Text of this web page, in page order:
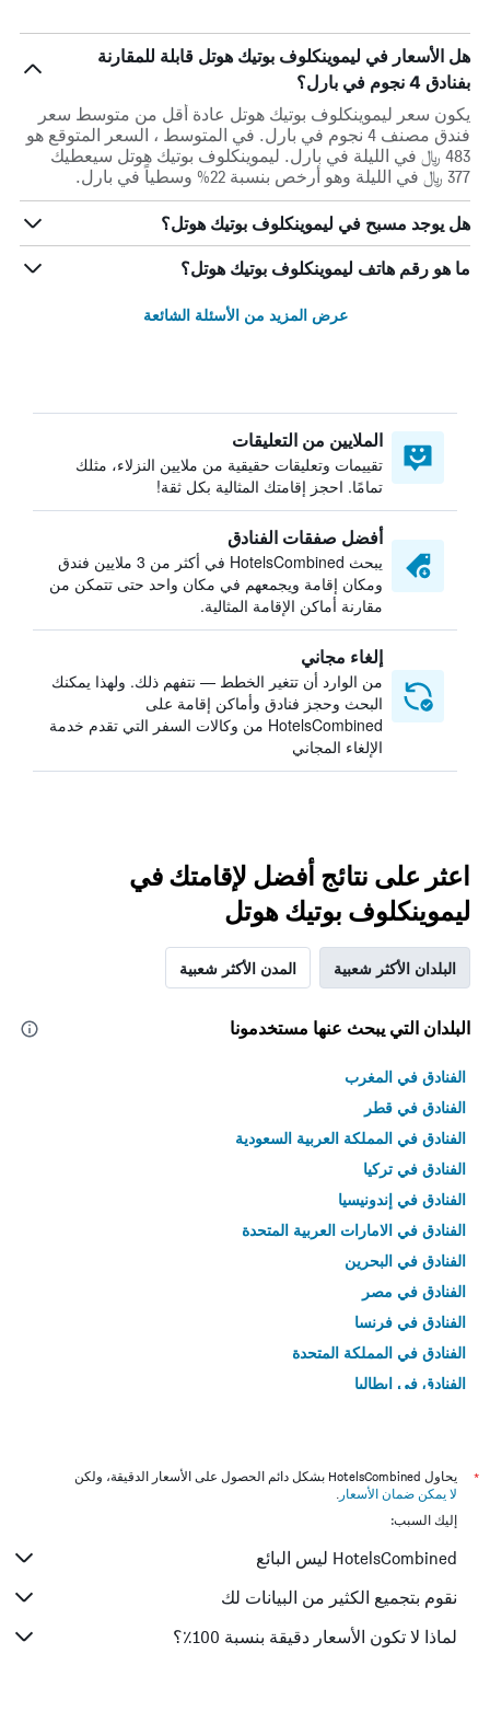
هل الأسعار في ليموينكلوف بوتيك هوتل قابلة للمقارنة
بفنادق 4 نجوم في بارل؟
يكون سعر ليموينكلوف بوتيك هوتل عادة أقل من متوسط ​​سعر
فندق مصنف 4 نجوم في بارل. في المتوسط ، السعر المتوقع هو
483 ﷼ في الليلة في بارل. ليموينكلوف بوتيك هوتل سيعطيك
377 ﷼ في الليلة وهو أرخص بنسبة 22% وسطياً في بارل.
هل يوجد مسبح في ليموينكلوف بوتيك هوتل؟
ما هو رقم هاتف ليموينكلوف بوتيك هوتل؟
عرض المزيد من الأسئلة الشائعة
الملايين من التعليقات
تقييمات وتعليقات حقيقية من ملايين النزلاء، مثلك
تمامًا. احجز إقامتك المثالية بكل ثقة!
أفضل صفقات الفنادق
يبحث HotelsCombined في أكثر من 3 ملايين فندق
ومكان إقامة ويجمعهم في مكان واحد حتى تتمكن من
مقارنة أماكن الإقامة المثالية.
إلغاء مجاني
من الوارد أن تتغير الخطط — نتفهم ذلك. ولهذا يمكنك
البحث وحجز فنادق وأماكن إقامة على
HotelsCombined من وكالات السفر التي تقدم خدمة
الإلغاء المجاني
اعثر على نتائج أفضل لإقامتك في
ليموينكلوف بوتيك هوتل
البلدان الأكثر شعبية المدن الأكثر شعبية
البلدان التي يبحث عنها مستخدمونا
الفنادق في المغرب
الفنادق في قطر
الفنادق في المملكة العربية السعودية
الفنادق في تركيا
الفنادق في إندونيسيا
الفنادق في الامارات العربية المتحدة
الفنادق في البحرين
الفنادق في مصر
الفنادق في فرنسا
الفنادق في المملكة المتحدة
الفنادق في إيطاليا
*
يحاول HotelsCombined بشكل دائم الحصول على الأسعار الدقيقة، ولكن
لا يمكن ضمان الأسعار .
إليك السبب:
HotelsCombined ليس البائع
نقوم بتجميع الكثير من البيانات لك
لماذا لا تكون الأسعار دقيقة بنسبة 100٪؟